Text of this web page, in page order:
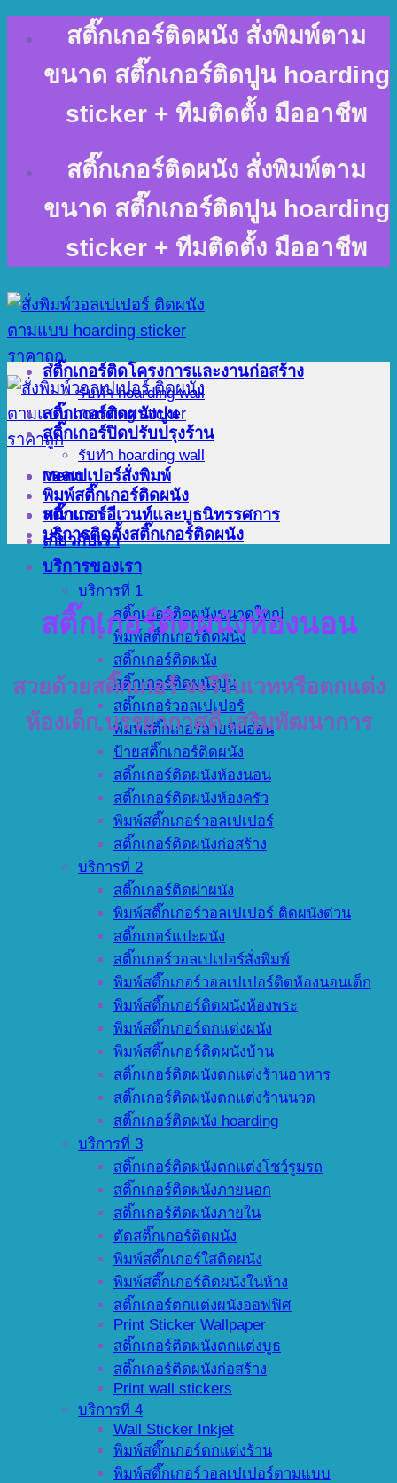
content
สติ๊กเกอร์ติดผนัง สั่งพิมพ์ตาม
ขนาด สติ๊กเกอร์ติดปูน hoarding
sticker + ทีมติดตั้ง มืออาชีพ
สติ๊กเกอร์ติดผนัง สั่งพิมพ์ตาม
ขนาด สติ๊กเกอร์ติดปูน hoarding
sticker + ทีมติดตั้ง มืออาชีพ
Menu
หน้าแรก
เกี่ยวกับเรา
บริการของเรา
บริการที่ 1
สติ๊กเกอร์ติดผนังขนาดใหญ่
พิมพ์สติ๊กเกอร์ติดผนัง
สติ๊กเกอร์ติดผนัง
สติ๊กเกอร์ติดผนังปูน
สติ๊กเกอร์วอลเปเปอร์
พิมพ์สติ๊กเกอร์ลายหินอ่อน
ป้ายสติ๊กเกอร์ติดผนัง
สติ๊กเกอร์ติดผนังห้องนอน
สติ๊กเกอร์ติดผนังห้องครัว
พิมพ์สติ๊กเกอร์วอลเปเปอร์
สติ๊กเกอร์ติดผนังก่อสร้าง
บริการที่ 2
สติ๊กเกอร์ติดฝาผนัง
พิมพ์สติ๊กเกอร์วอลเปเปอร์ ติดผนังด่วน
สติ๊กเกอร์แปะผนัง
สติ๊กเกอร์วอลเปเปอร์สั่งพิมพ์
พิมพ์สติ๊กเกอร์วอลเปเปอร์ติดห้องนอนเด็ก
พิมพ์สติ๊กเกอร์ติดผนังห้องพระ
พิมพ์สติ๊กเกอร์ตกแต่งผนัง
พิมพ์สติ๊กเกอร์ติดผนังบ้าน
สติ๊กเกอร์ติดผนังตกแต่งร้านอาหาร
สติ๊กเกอร์ติดผนังตกแต่งร้านนวด
สติ๊กเกอร์ติดผนัง hoarding
บริการที่ 3
สติ๊กเกอร์ติดผนังตกแต่งโชว์รูมรถ
สติ๊กเกอร์ติดผนังภายนอก
สติ๊กเกอร์ติดผนังภายใน
ตัดสติ๊กเกอร์ติดผนัง
พิมพ์สติ๊กเกอร์ใสติดผนัง
พิมพ์สติ๊กเกอร์ติดผนังในห้าง
สติ๊กเกอร์ตกแต่งผนังออฟฟิศ
Print Sticker Wallpaper
สติ๊กเกอร์ติดผนังตกแต่งบูธ
สติ๊กเกอร์ติดผนังก่อสร้าง
Print wall stickers
บริการที่ 4
Wall Sticker Inkjet
พิมพ์สติ๊กเกอร์ตกแต่งร้าน
พิมพ์สติ๊กเกอร์วอลเปเปอร์ตามแบบ
สติ๊กเกอร์ติดโครงการและงานก่อสร้าง
รับทำ hoarding wall
สติ๊กเกอร์ติดผนังปูน
สติ๊กเกอร์ปิดปรับปรุงร้าน
รับทำ hoarding wall
วอลเปเปอร์สั่งพิมพ์
พิมพ์สติ๊กเกอร์ติดผนัง
สติ๊กเกอร์อีเวนท์และบูธนิทรรศการ
บริการติดตั้งสติ๊กเกอร์ติดผนัง
สติ๊กเกอร์ติดผนังห้องนอน
สวยด้วยสติ๊กเกอร์ จะรีโนเวทหรือตกแต่ง
ห้องเด็ก บรรยากาศดีเสริมพัฒนาการ